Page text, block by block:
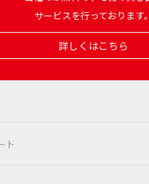
サービスを行っております。
詳しくはこちら
ト